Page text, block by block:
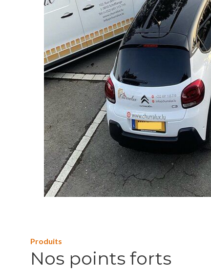
Produits
Nos points forts